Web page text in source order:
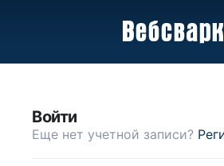
Войти
Еще нет учетной записи?